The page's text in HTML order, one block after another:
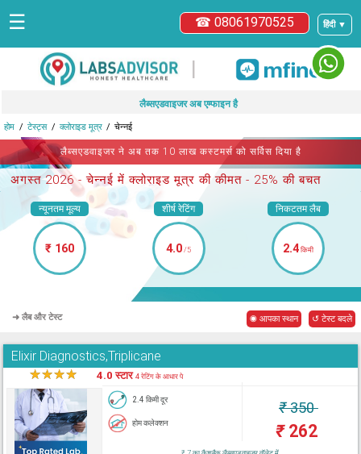
हिंदी ▼
☎ 08061970525
☰
|
लैब्सएडवाइजर अब एम्फाइन है
होम टेस्ट्स क्लोराइड मूत्र चेन्नई
लैब्सएडवाइजर ने अब तक 10 लाख कस्टमर्स को सर्विस दिया है
अगस्त 2026 -चेन्नई में क्लोराइड मूत्र की कीमत - 25% की बचत
न्यूनतम मूल्य
₹ 160
शीर्ष रेटिंग
4.0/5
निकटतम लैब
2.4किमी
➜ लैब और टेस्ट ◉ आपका स्थान ↺ टेस्ट बदले
Elixir Diagnostics,Triplicane
★★★★ 4.0 स्टार4 रेटिंग के आधार पे
2.4 किमी दूर
होम कलेक्शन
₹350
₹262